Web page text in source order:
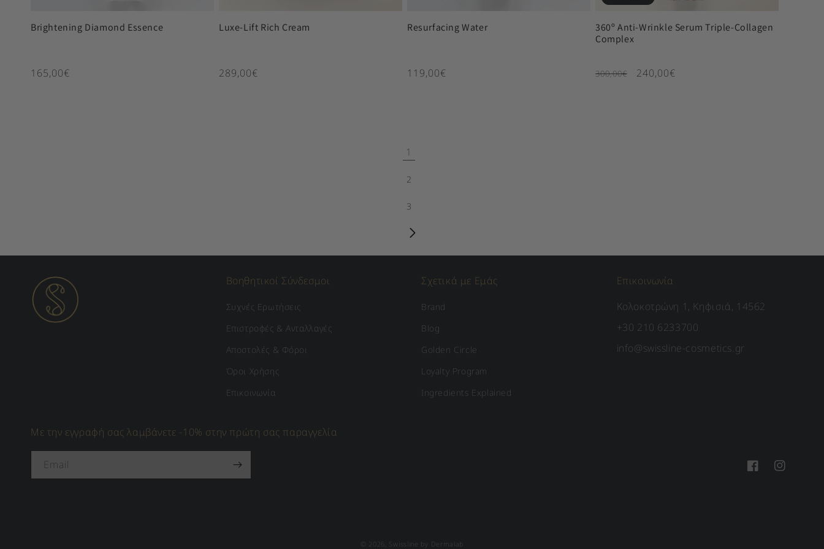
Brightening Diamond Essence
Κανονική τιμή
165,00€
Luxe-Lift Rich Cream
Κανονική τιμή
289,00€
Resurfacing Water
Κανονική τιμή
119,00€
360º Anti-Wrinkle Serum Triple-Collagen
Complex
Κανονική τιμή
300,00€ Τιμή έκπτωσης
240,00€
1
2
3
Βοηθητικοί Σύνδεσμοι
Συχνές Ερωτήσεις
Επιστροφές & Ανταλλαγές
Αποστολές & Φόροι
Όροι Χρήσης
Επικοινωνία
Σχετικά με Εμάς
Brand
Blog
Golden Circle
Loyalty Program
Ingredients Explained
Επικοινωνία
Κολοκοτρώνη 1, Κηφισιά, 14562
+30 210 6233700
info@swissline-cosmetics.gr
Με την εγγραφή σας λαμβάνετε -10% στην πρώτη σας παραγγελία
Email FacebookInstagram
© 2026, Swissline by Dermalab